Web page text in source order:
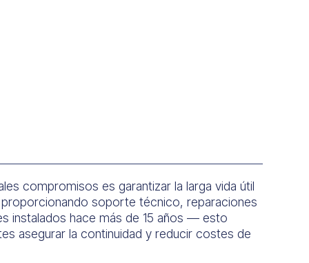
compromisos es garantizar la larga vida útil
soporte técnico, reparaciones
instalados hace más de 15 años — esto
asegurar la continuidad y reducir costes de